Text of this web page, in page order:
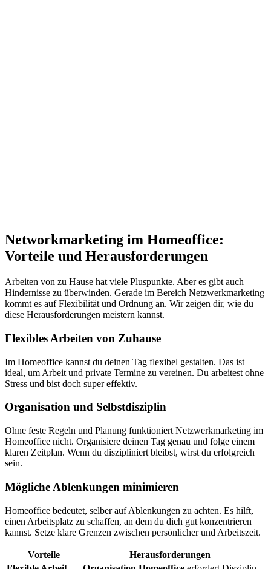
Networkmarketing im Homeoffice:
Vorteile und Herausforderungen
Arbeiten von zu Hause hat viele Pluspunkte. Aber es gibt auch
Hindernisse zu überwinden. Gerade im Bereich Netzwerkmarketing
kommt es auf Flexibilität und Ordnung an. Wir zeigen dir, wie du
diese Herausforderungen meistern kannst.
Flexibles Arbeiten von Zuhause
Im Homeoffice kannst du deinen Tag flexibel gestalten. Das ist
ideal, um Arbeit und private Termine zu vereinen. Du arbeitest ohne
Stress und bist doch super effektiv.
Organisation und Selbstdisziplin
Ohne feste Regeln und Planung funktioniert Netzwerkmarketing im
Homeoffice nicht. Organisiere deinen Tag genau und folge einem
klaren Zeitplan. Wenn du diszipliniert bleibst, wirst du erfolgreich
sein.
Mögliche Ablenkungen minimieren
Homeoffice bedeutet, selber auf Ablenkungen zu achten. Es hilft,
einen Arbeitsplatz zu schaffen, an dem du dich gut konzentrieren
kannst. Setze klare Grenzen zwischen persönlicher und Arbeitszeit.
Vorteile
Herausforderungen